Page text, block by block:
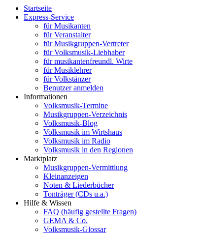
Startseite
Express-Service
für Musikanten
für Veranstalter
für Musikgruppen-Vertreter
für Volksmusik-Liebhaber
für musikantenfreundl. Wirte
für Musiklehrer
für Volkstänzer
Benutzer anmelden
Informationen
Volksmusik-Termine
Musikgruppen-Verzeichnis
Volksmusik-Blog
Volksmusik im Wirtshaus
Volksmusik im Radio
Volksmusik in den Regionen
Marktplatz
Musikgruppen-Vermittlung
Kleinanzeigen
Noten & Liederbücher
Tonträger (CDs u.a.)
Hilfe & Wissen
FAQ (häufig gestellte Fragen)
GEMA & Co.
Volksmusik-Glossar